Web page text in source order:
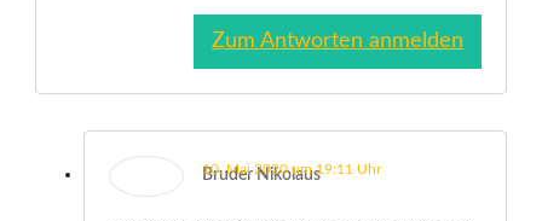
Zum Antworten anmelden
Bruder Nikolaus
10. Mai 2020 um 19:11 Uhr